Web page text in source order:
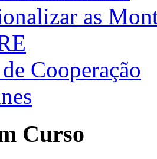
as
Cooperação
Curso